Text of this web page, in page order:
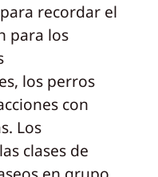
recordar el
para los
los perros
con
Los
clases de